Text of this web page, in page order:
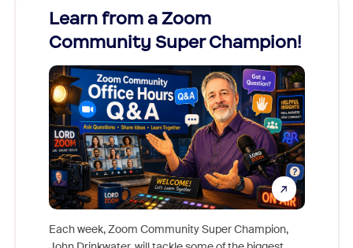
Learn from a Zoom
Community Super Champion!
Each week, Zoom Community Super Champion,